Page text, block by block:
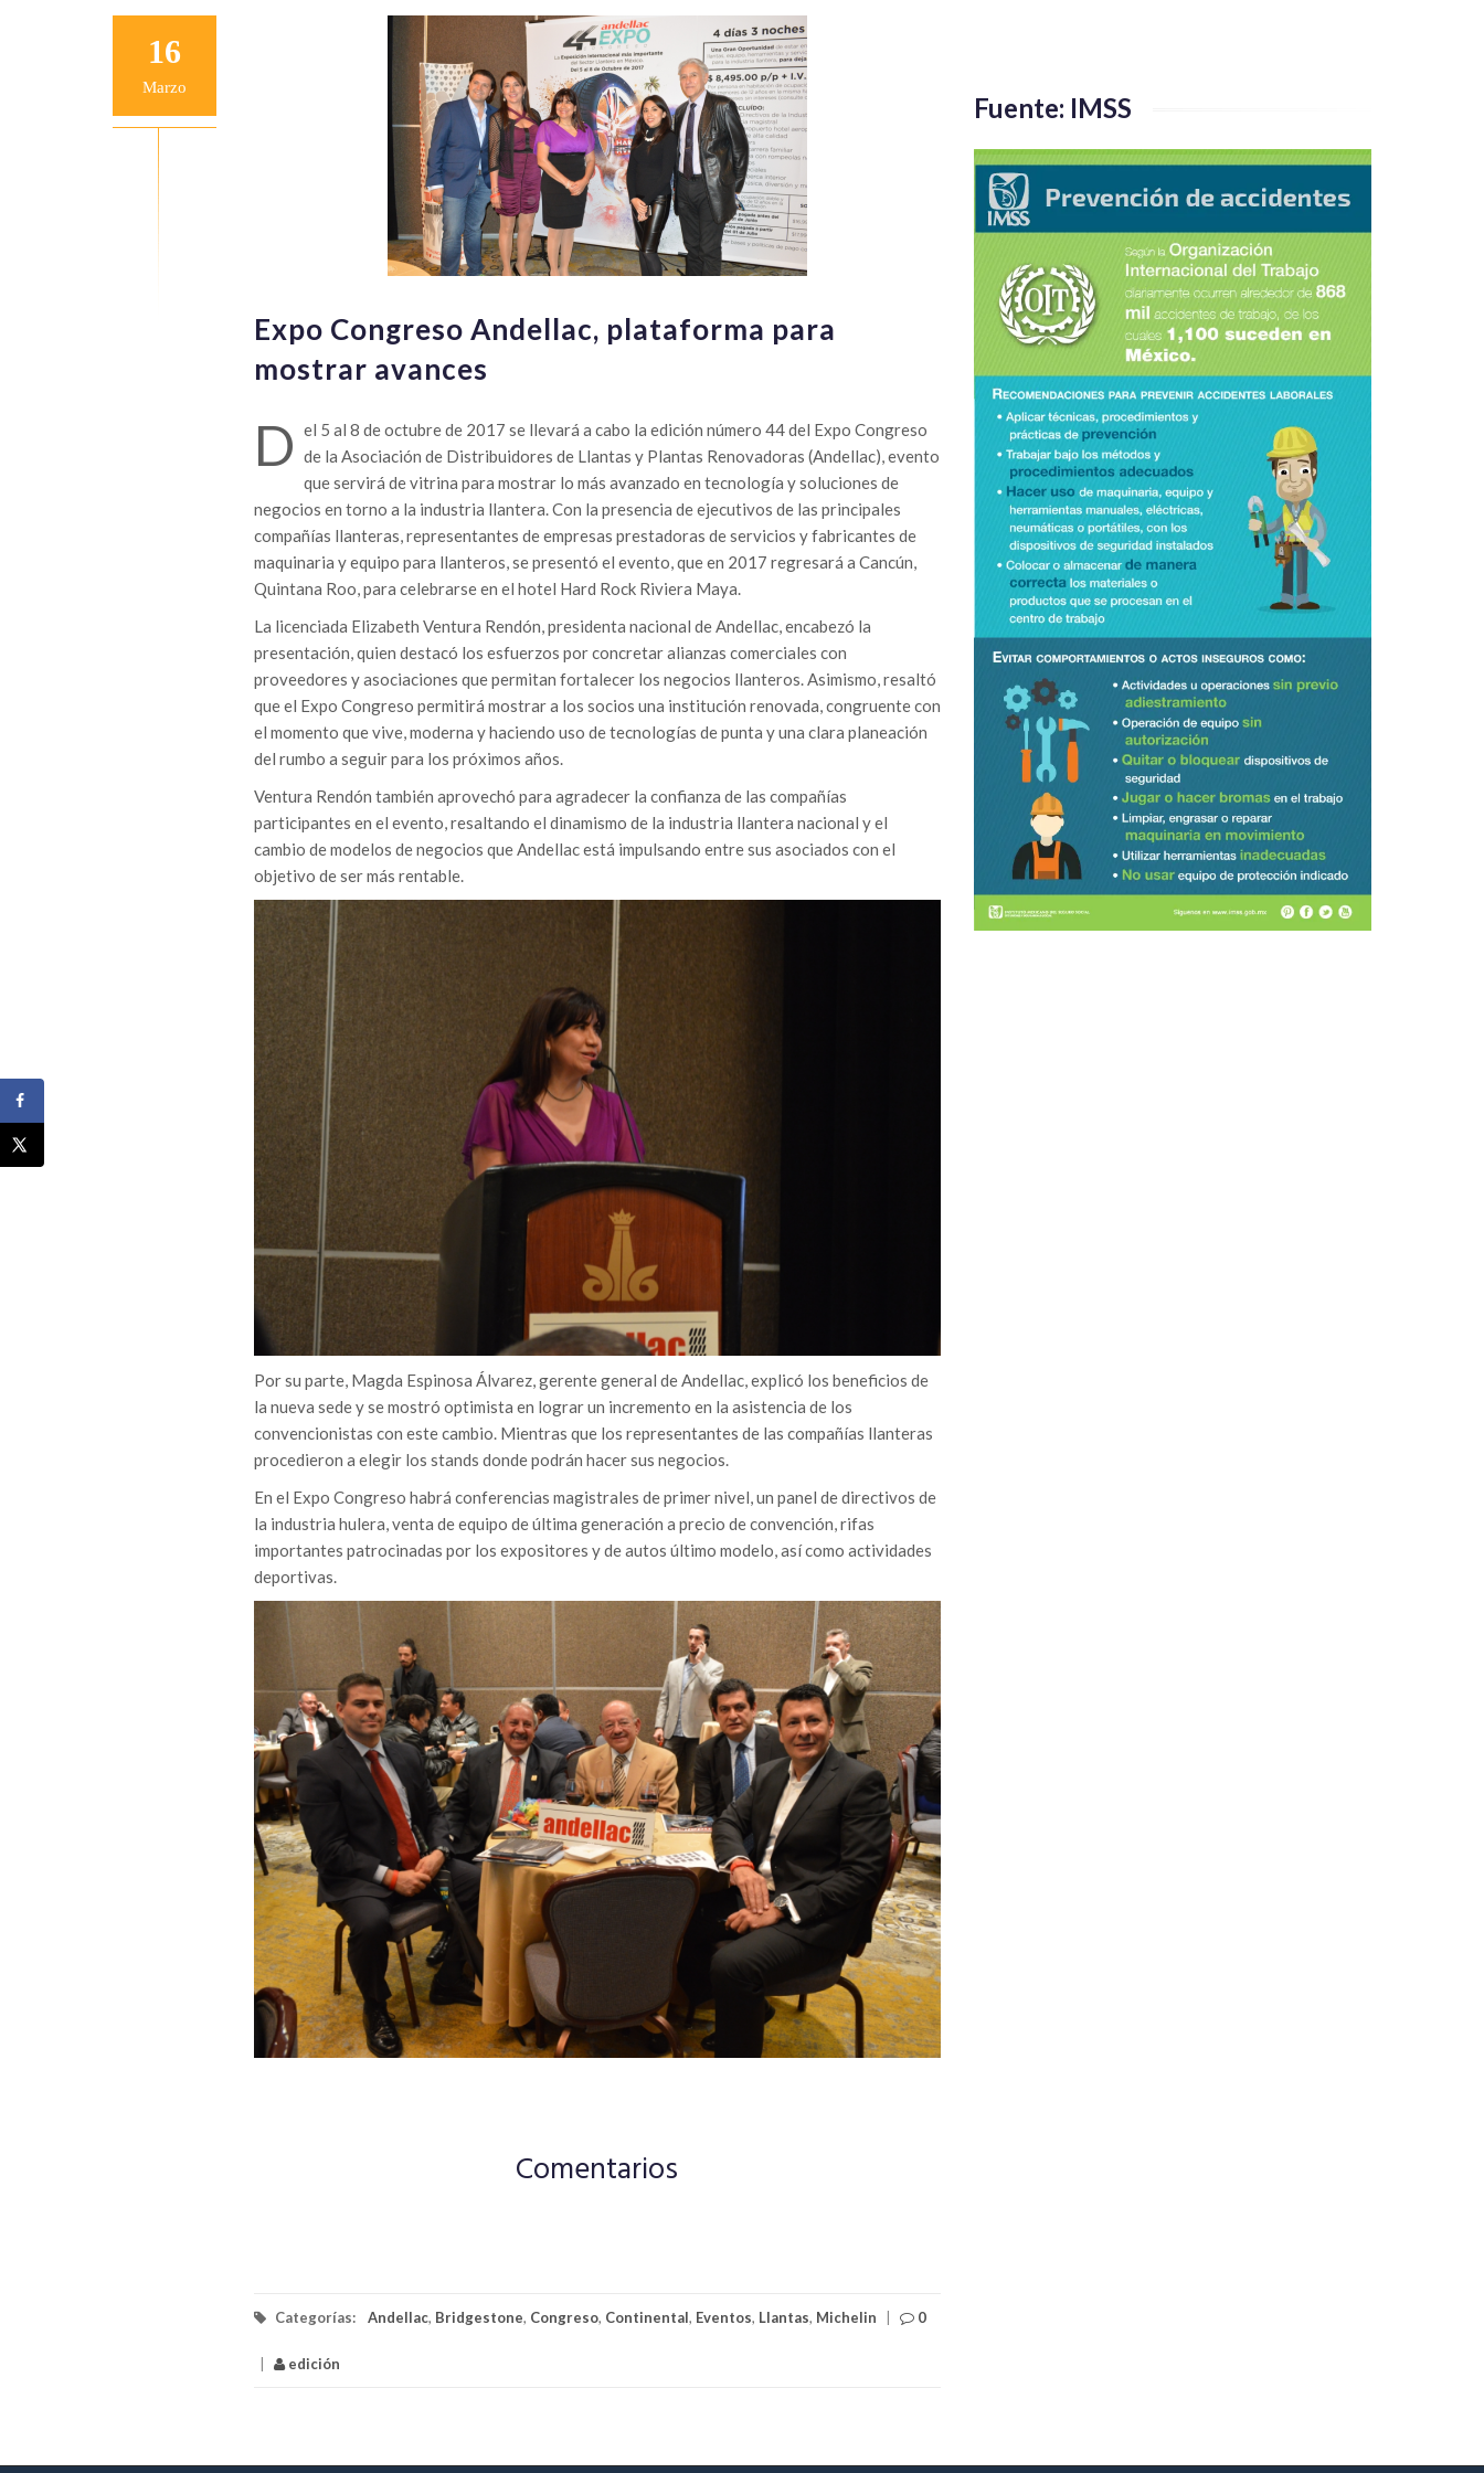
16
Marzo
Expo Congreso Andellac, plataforma para
mostrar avances
D el 5 al 8 de octubre de 2017 se llevará a cabo la edición número 44 del Expo Congreso
de la Asociación de Distribuidores de Llantas y Plantas Renovadoras (Andellac), evento
que servirá de vitrina para mostrar lo más avanzado en tecnología y soluciones de
negocios en torno a la industria llantera. Con la presencia de ejecutivos de las principales
compañías llanteras, representantes de empresas prestadoras de servicios y fabricantes de
maquinaria y equipo para llanteros, se presentó el evento, que en 2017 regresará a Cancún,
Quintana Roo, para celebrarse en el hotel Hard Rock Riviera Maya.
La licenciada Elizabeth Ventura Rendón, presidenta nacional de Andellac, encabezó la
presentación, quien destacó los esfuerzos por concretar alianzas comerciales con
proveedores y asociaciones que permitan fortalecer los negocios llanteros. Asimismo, resaltó
que el Expo Congreso permitirá mostrar a los socios una institución renovada, congruente con
el momento que vive, moderna y haciendo uso de tecnologías de punta y una clara planeación
del rumbo a seguir para los próximos años.
Ventura Rendón también aprovechó para agradecer la confianza de las compañías
participantes en el evento, resaltando el dinamismo de la industria llantera nacional y el
cambio de modelos de negocios que Andellac está impulsando entre sus asociados con el
objetivo de ser más rentable.
Por su parte, Magda Espinosa Álvarez, gerente general de Andellac, explicó los beneficios de
la nueva sede y se mostró optimista en lograr un incremento en la asistencia de los
convencionistas con este cambio. Mientras que los representantes de las compañías llanteras
procedieron a elegir los stands donde podrán hacer sus negocios.
En el Expo Congreso habrá conferencias magistrales de primer nivel, un panel de directivos de
la industria hulera, venta de equipo de última generación a precio de convención, rifas
importantes patrocinadas por los expositores y de autos último modelo, así como actividades
deportivas.
Comentarios
Categorías: Andellac, Bridgestone, Congreso, Continental, Eventos, Llantas, Michelin 0
edición
Fuente: IMSS